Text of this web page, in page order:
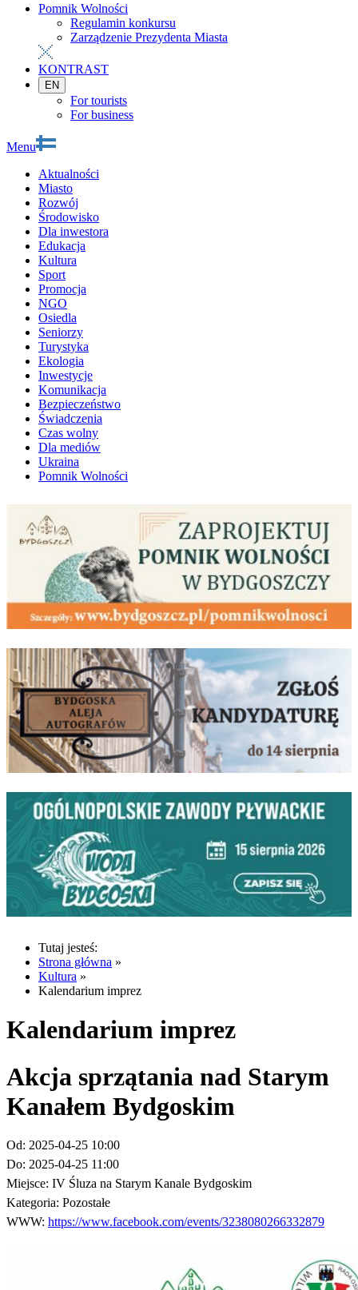
Pomnik Wolności
Regulamin konkursu
Zarządzenie Prezydenta Miasta
KONTRAST
EN
For tourists
For business
Menu
Aktualności
Miasto
Rozwój
Środowisko
Dla inwestora
Edukacja
Kultura
Sport
Promocja
NGO
Osiedla
Seniorzy
Turystyka
Ekologia
Inwestycje
Komunikacja
Bezpieczeństwo
Świadczenia
Czas wolny
Dla mediów
Ukraina
Pomnik Wolności
Tutaj jesteś:
Strona główna »
Kultura »
Kalendarium imprez
Kalendarium imprez
Akcja sprzątania nad Starym
Kanałem Bydgoskim
Od: 2025-04-25 10:00
Do: 2025-04-25 11:00
Miejsce: IV Śluza na Starym Kanale Bydgoskim
Kategoria: Pozostałe
WWW: https://www.facebook.com/events/3238080266332879